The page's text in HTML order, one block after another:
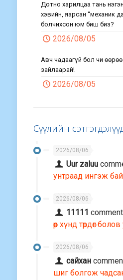
Дотно харилцаа тань нэгэн
хэвийн, яарсан “механик
болчихсон юм биш биз?
2026/08/05
Авч чадаагүй бол чи өөрөө
зайлаарай!
2026/08/05
Сүүлийн
2026/08/06
Uur zaluu
унтраад ингэж
2026/08/06
11111
өөр хүнд төрдөг
2026/08/06
сайхан
шиг болгож